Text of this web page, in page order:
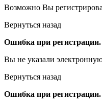
Возможно Вы
Вернуться назад
Ошибка при регистрации.
Вы не указали
Вернуться назад
Ошибка при регистрации.